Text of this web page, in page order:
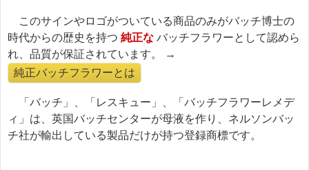
このサインやロゴがついている商品のみがバッチ博士の
時代からの歴史を持つ 純正な バッチフラワーとして認めら
れ、品質が保証されています。 →
純正バッチフラワーとは
「バッチ」、「レスキュー」、「バッチフラワーレメデ
ィ」は、英国バッチセンターが母液を作り、ネルソンバッ
チ社が輸出している製品だけが持つ登録商標です。